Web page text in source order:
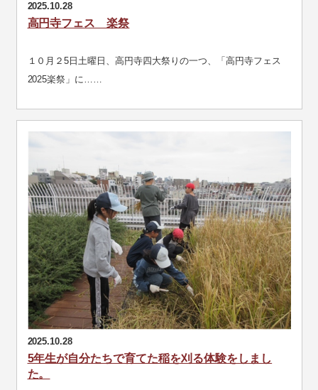
2025.10.28
高円寺フェス 楽祭
１０月２5日土曜日、高円寺四大祭りの一つ、「高円寺フェス
2025楽祭」に……
2025.10.28
5年生が自分たちで育てた稲を刈る体験をしまし
た。